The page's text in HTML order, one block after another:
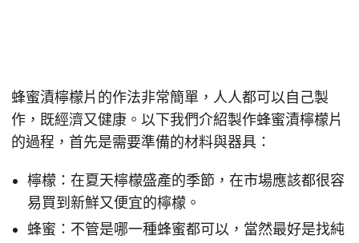
蜂蜜漬檸檬片的作法非常簡單，人人都可以自己製
作，既經濟又健康。以下我們介紹製作蜂蜜漬檸檬片
的過程，首先是需要準備的材料與器具：
檸檬：在夏天檸檬盛產的季節，在市場應該都很容
易買到新鮮又便宜的檸檬。
蜂蜜：不管是哪一種蜂蜜都可以，當然最好是找純